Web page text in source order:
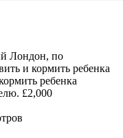
Лондон, по
и кормить ребенка
ребенка
£2,000